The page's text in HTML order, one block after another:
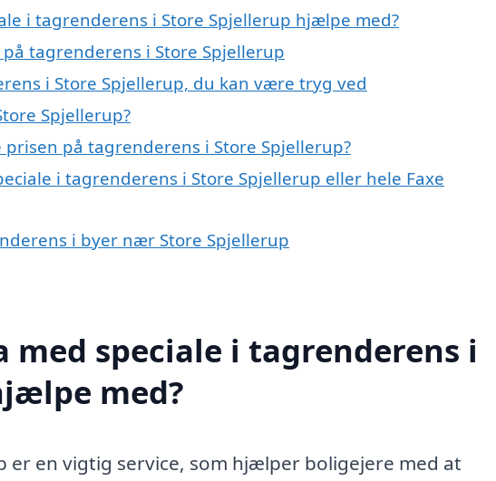
i tagrenderens i Store Spjellerup hjælpe med?
tagrenderens i Store Spjellerup
i Store Spjellerup, du kan være tryg ved
Spjellerup?
på tagrenderens i Store Spjellerup?
i tagrenderens i Store Spjellerup eller hele Faxe
i byer nær Store Spjellerup
med speciale i tagrenderens i
med?
er en vigtig service, som hjælper boligejere med at